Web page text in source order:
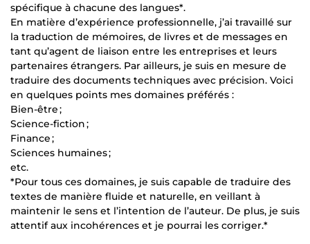
spécifique à chacune des langues*.
En matière d’expérience professionnelle, j’ai travaillé sur
la traduction de mémoires, de livres et de messages en
tant qu’agent de liaison entre les entreprises et leurs
partenaires étrangers. Par ailleurs, je suis en mesure de
traduire des documents techniques avec précision. Voici
en quelques points mes domaines préférés :
Bien-être ;
Science-fiction ;
Finance ;
Sciences humaines ;
etc.
*Pour tous ces domaines, je suis capable de traduire des
textes de manière fluide et naturelle, en veillant à
maintenir le sens et l’intention de l’auteur. De plus, je suis
attentif aux incohérences et je pourrai les corriger.*